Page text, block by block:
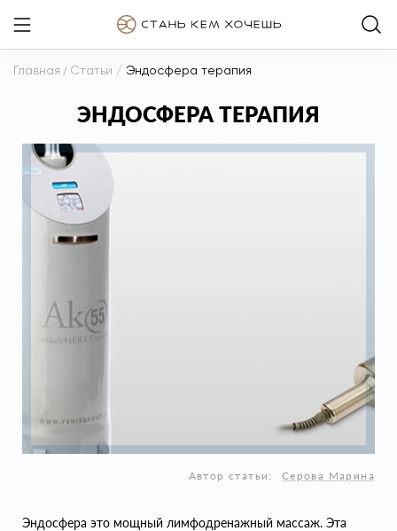
Главная / Статьи / Эндосфера терапия
ЭНДОСФЕРА ТЕРАПИЯ
Автор статьи: Серова Марина
Эндосфера это мощный лимфодренажный массаж. Эта